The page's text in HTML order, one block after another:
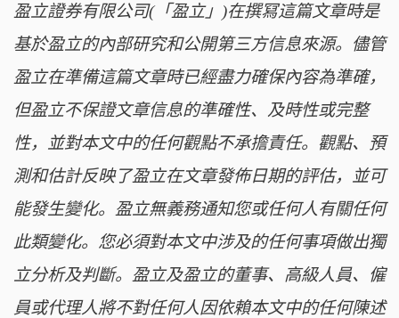
盈立證券有限公司(「盈立」)在撰冩這篇文章時是
基於盈立的內部研究和公開第三方信息來源。儘管
盈立在準備這篇文章時已經盡力確保內容為準確，
但盈立不保證文章信息的準確性、及時性或完整
性，並對本文中的任何觀點不承擔責任。觀點、預
測和估計反映了盈立在文章發佈日期的評估，並可
能發生變化。盈立無義務通知您或任何人有關任何
此類變化。您必須對本文中涉及的任何事項做出獨
立分析及判斷。盈立及盈立的董事、高級人員、僱
員或代理人將不對任何人因依賴本文中的任何陳述